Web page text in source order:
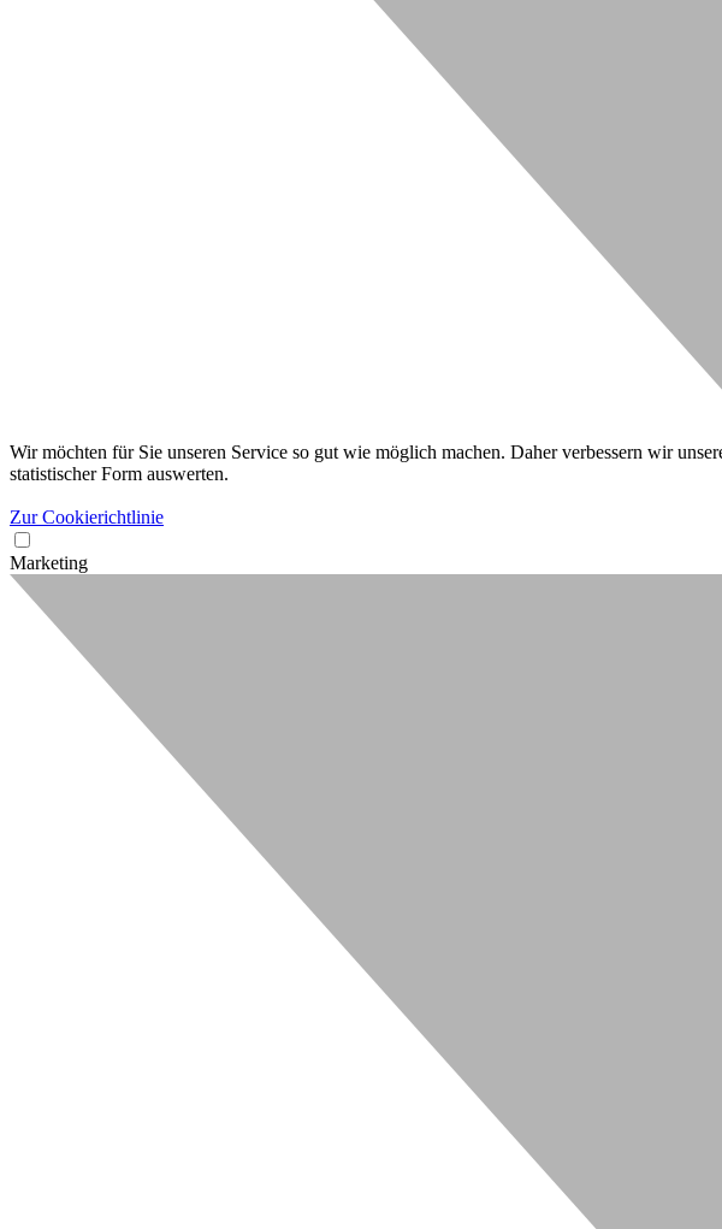
Wir möchten für Sie unseren Service so gut wie möglich machen. Daher verbessern wir
statistischer Form auswerten.
Zur Cookierichtlinie
Marketing